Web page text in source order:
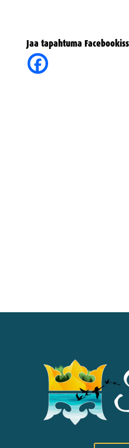
Jaa tapahtuma